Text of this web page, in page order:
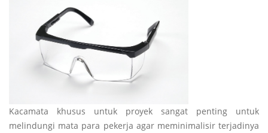
Kacamata khusus untuk proyek sangat penting untuk
melindungi mata para pekerja agar meminimalisir terjadinya